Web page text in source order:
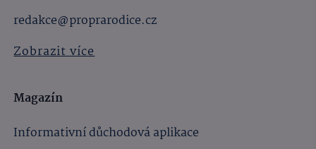
redakce@proprarodice.cz
Zobrazit více
Magazín
Informativní důchodová aplikace